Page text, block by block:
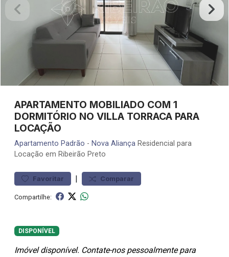
APARTAMENTO MOBILIADO COM 1
DORMITÓRIO NO VILLA TORRACA PARA
LOCAÇÃO
Apartamento Padrão - Nova Aliança Residencial para
Locação em Ribeirão Preto
Favoritar | Comparar
Compartilhe:
DISPONÍVEL
Imóvel disponível. Contate-nos pessoalmente para